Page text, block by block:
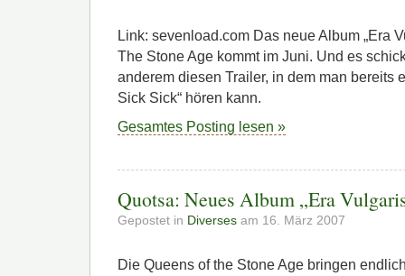
Link: sevenload.com Das neue Album „Era
The Stone Age kommt im Juni. Und es
anderem diesen Trailer, in dem man bereits
Sick Sick“ hören kann.
Gesamtes Posting lesen »
Quotsa: Neues Album „Era
Gepostet in Diverses am 16. März 2007
Die Queens of the Stone Age bringen